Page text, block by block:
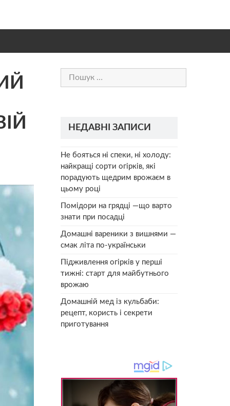
Пошук:
НЕДАВНІ ЗАПИСИ
Не бояться ні спеки, ні холоду:
найкращі сорти огірків, які
порадують щедрим врожаєм в
цьому році
Помідори на грядці —що варто
знати при посадці
Домашні вареники з вишнями —
смак літа по-українськи
Підживлення огірків у перші
тижні: старт для майбутнього
врожаю
Домашній мед із кульбаби:
рецепт, користь і секрети
приготування